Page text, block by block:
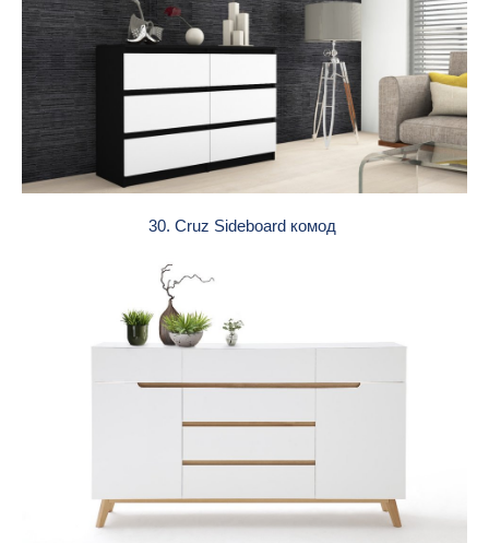
30. Cruz Sideboard комод